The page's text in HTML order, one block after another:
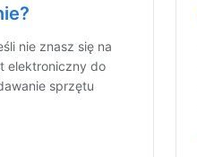
nie znasz się na
elektroniczny do
sprzętu